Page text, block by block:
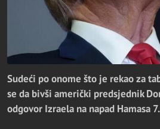
Sudeći po onome što je rekao za
se da bivši američki predsjednik
odgovor Izraela na napad Hamasa